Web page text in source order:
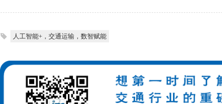
人工智能+，交通运输，数智赋能